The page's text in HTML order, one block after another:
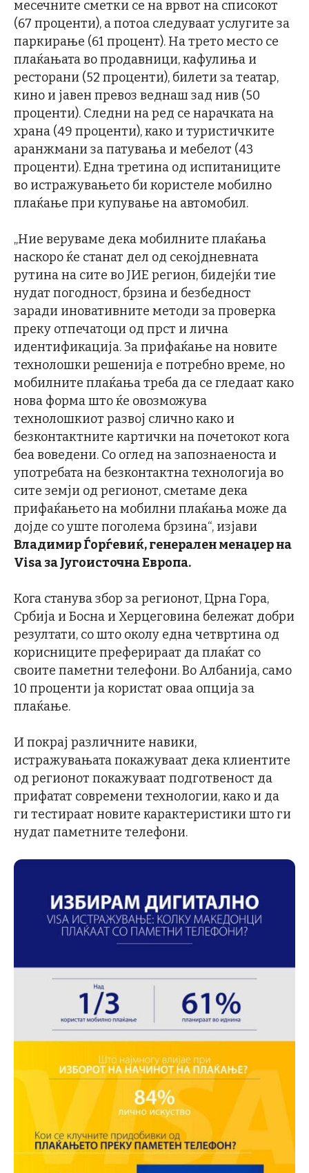
месечните сметки се на врвот на списокот
(67 проценти), а потоа следуваат услугите за
паркирање (61 процент). На трето место се
плаќањата во продавници, кафулиња и
ресторани (52 проценти), билети за театар,
кино и јавен превоз веднаш зад нив (50
проценти). Следни на ред се нарачката на
храна (49 проценти), како и туристичките
аранжмани за патувања и мебелот (43
проценти). Една третина од испитаниците
во истражувањето би користеле мобилно
плаќање при купување на автомобил.
„Ние веруваме дека мобилните плаќања
наскоро ќе станат дел од секојдневната
рутина на сите во ЈИЕ регион, бидејќи тие
нудат погодност, брзина и безбедност
заради иновативните методи за проверка
преку отпечатоци од прст и лична
идентификација. За прифаќање на новите
технолошки решенија е потребно време, но
мобилните плаќања треба да се гледаат како
нова форма што ќе овозможува
технолошкиот развој слично како и
безконтактните картички на почетокот кога
беа воведени. Со оглед на запознаеноста и
употребата на безконтактна технологија во
сите земји од регионот, сметаме дека
прифаќањето на мобилни плаќања може да
дојде со уште поголема брзина“, изјави
Владимир Ѓорѓевиќ, генерален менаџер на
Visa за Југоисточна Европа.
Кога станува збор за регионот, Црна Гора,
Србија и Босна и Херцеговина бележат добри
резултати, со што околу една четвртина од
корисниците преферираат да плаќат со
своите паметни телефони. Во Албанија, само
10 проценти ја користат оваа опција за
плаќање.
И покрај различните навики,
истражувањата покажуваат дека клиентите
од регионот покажуваат подготвеност да
прифатат современи технологии, како и да
ги тестираат новите карактеристики што ги
нудат паметните телефони.